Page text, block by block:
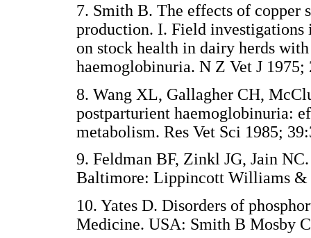
7. Smith B. The effects of copper
production. I. Field investigations
on stock health in dairy herds
haemoglobinuria. N Z Vet J
8. Wang XL, Gallagher CH,
postparturient haemoglobinuria:
metabolism. Res Vet Sci
9. Feldman BF, Zinkl JG, Jain
Baltimore: Lippincott
10. Yates D. Disorders of
Medicine. USA: Smith B